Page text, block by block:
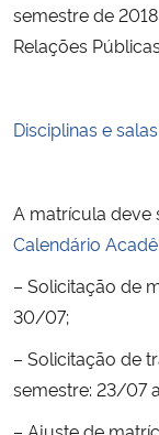
Ministério da Ciência,
Ministério do
Controladoria-Geral da
Secretaria-Geral
semestre de
Relações
Disciplinas e
A matrícula deve
Calendário
– Solicitação de
30/07;
– Solicitação de
semestre: 23/07
– Ajuste de